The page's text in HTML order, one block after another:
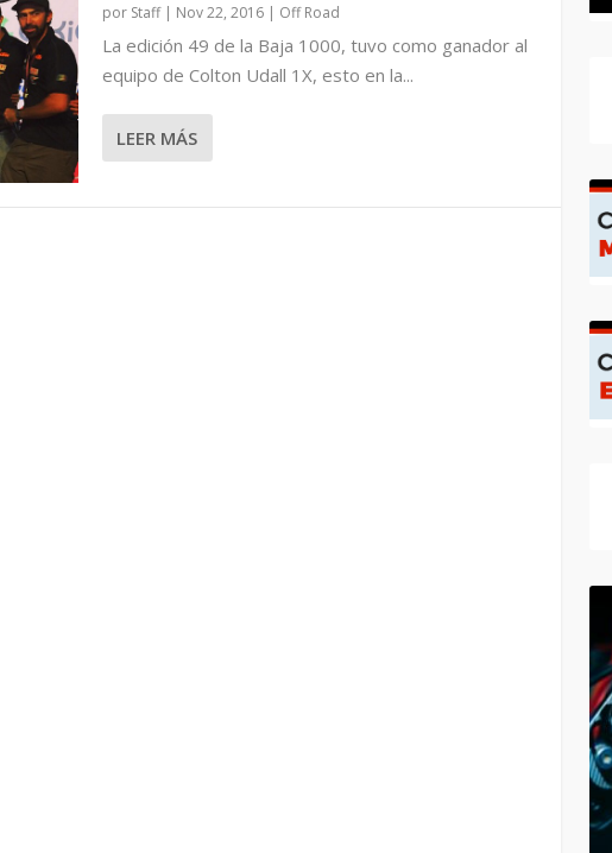
por Staff| Nov 22, 2016| Off Road
La edición 49 de la Baja 1000, tuvo como ganador al
equipo de Colton Udall 1X, esto en la...
LEER MÁS